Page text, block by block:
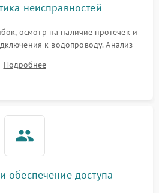
неисправностей
осмотр на наличие протечек и
к водопроводу. Анализ
слива, нагрева, вращения
срабатывание системы защиты
Подробнее
обеспечение доступа